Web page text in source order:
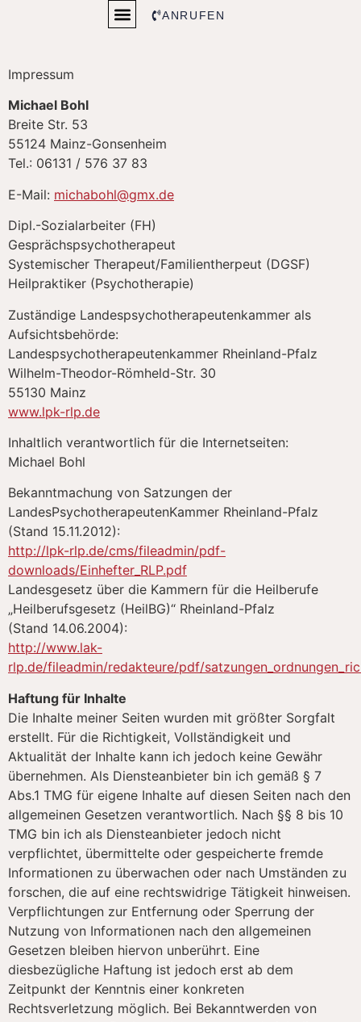
ANRUFEN
Impressum
Michael Bohl
Breite Str. 53
55124 Mainz-Gonsenheim
Tel.: 06131 / 576 37 83
E-Mail: michabohl@gmx.de
Dipl.-Sozialarbeiter (FH)
Gesprächspsychotherapeut
Systemischer Therapeut/Familientherpeut (DGSF)
Heilpraktiker (Psychotherapie)
Zuständige Landespsychotherapeutenkammer als
Aufsichtsbehörde:
Landespsychotherapeutenkammer Rheinland-Pfalz
Wilhelm-Theodor-Römheld-Str. 30
55130 Mainz
www.lpk-rlp.de
Inhaltlich verantwortlich für die Internetseiten:
Michael Bohl
Bekanntmachung von Satzungen der
LandesPsychotherapeutenKammer Rheinland-Pfalz
(Stand 15.11.2012):
http://lpk-rlp.de/cms/fileadmin/pdf-
downloads/Einhefter_RLP.pdf
Landesgesetz über die Kammern für die Heilberufe
„Heilberufsgesetz (HeilBG)“ Rheinland-Pfalz
(Stand 14.06.2004):
http://www.lak-
rlp.de/fileadmin/redakteure/pdf/
Haftung für Inhalte
Die Inhalte meiner Seiten wurden mit größter Sorgfalt
erstellt. Für die Richtigkeit, Vollständigkeit und
Aktualität der Inhalte kann ich jedoch keine Gewähr
übernehmen. Als Diensteanbieter bin ich gemäß § 7
Abs.1 TMG für eigene Inhalte auf diesen Seiten nach den
allgemeinen Gesetzen verantwortlich. Nach §§ 8 bis 10
TMG bin ich als Diensteanbieter jedoch nicht
verpflichtet, übermittelte oder gespeicherte fremde
Informationen zu überwachen oder nach Umständen zu
forschen, die auf eine rechtswidrige Tätigkeit hinweisen.
Verpflichtungen zur Entfernung oder Sperrung der
Nutzung von Informationen nach den allgemeinen
Gesetzen bleiben hiervon unberührt. Eine
diesbezügliche Haftung ist jedoch erst ab dem
Zeitpunkt der Kenntnis einer konkreten
Rechtsverletzung möglich. Bei Bekanntwerden von